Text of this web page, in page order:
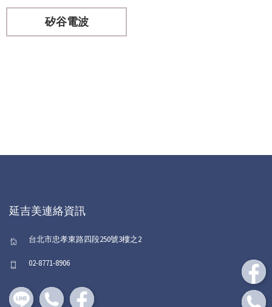
矽谷電波
延吉美連絡資訊
台北市忠孝東路四段250號3樓之2
02-8771-8906